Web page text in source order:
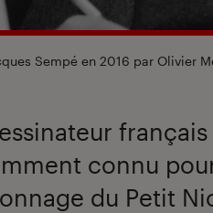
Sempé en 2016 par Olivier
connu
du Petit